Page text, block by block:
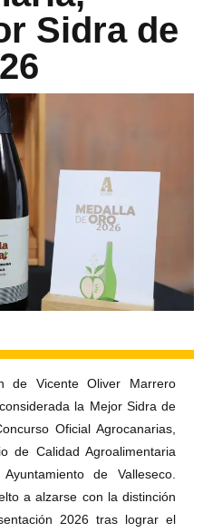
Sidra de
de Vicente Oliver Marrero
la Mejor Sidra de
Oficial Agrocanarias,
de Calidad Agroalimentaria
de Valleseco.
a alzarse con la distinción
2026 tras lograr el